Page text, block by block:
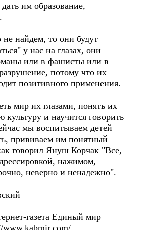
им образование,
найдем, то они будут
у нас на глазах, они
или в фашисты или в
потому что их
позитивного применения.
мир их глазами, понять их
культуру и научится говорить
мы воспитываем детей
прививаем им понятный
говорил Януш Корчак "Все,
нажимом,
неверно и ненадежно".
газета Единый мир